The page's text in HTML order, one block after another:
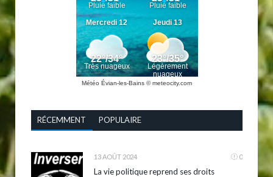
Météo Évian-les-Bains © meteocity.com
RÉCEMMENT POPULAIRE
13 AOÛT 2024 0
La vie politique reprend ses droits